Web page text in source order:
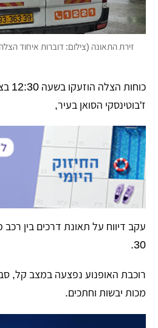
זירת התאונה (צילום: דוברות איחוד
ז'בוטינסקי הסואן בעיר,
עקב דיווח על תאונת דרכים בין
30.
רוכבת האופנוע נפצעה במצב קל,
מכות יבשות וחתכים.